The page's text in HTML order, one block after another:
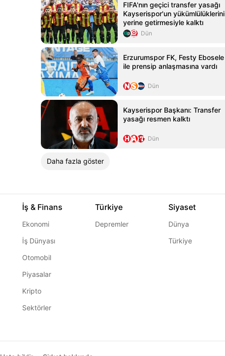
FIFA'nın geçici transfer yasağı
Kayserispor'un yükümlülüklerini
yerine getirmesiyle kalktı
Dün
Erzurumspor FK, Festy Ebosele
ile prensip anlaşmasına vardı
Dün
Kayserispor Başkanı: Transfer
yasağı resmen kalktı
Dün
Daha fazla göster
İş & Finans
Ekonomi
İş Dünyası
Otomobil
Piyasalar
Kripto
Sektörler
Türkiye
Depremler
Siyaset
Dünya
Türkiye